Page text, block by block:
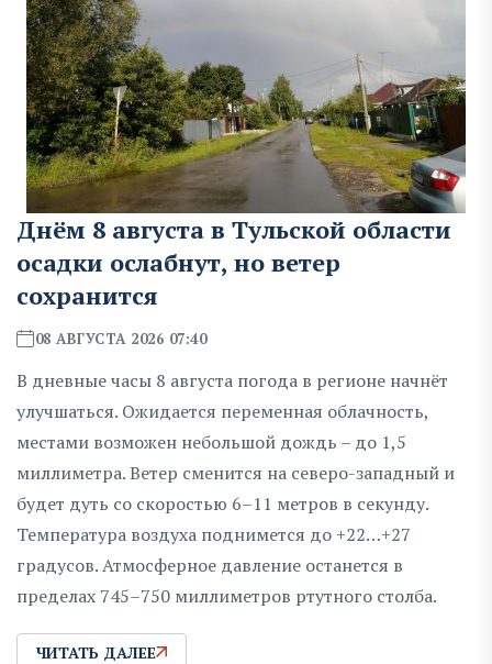
Днём 8 августа в Тульской области
осадки ослабнут, но ветер
сохранится
08 АВГУСТА 2026 07:40
В дневные часы 8 августа погода в регионе начнёт
улучшаться. Ожидается переменная облачность,
местами возможен небольшой дождь – до 1,5
миллиметра. Ветер сменится на северо-западный и
будет дуть со скоростью 6–11 метров в секунду.
Температура воздуха поднимется до +22…+27
градусов. Атмосферное давление останется в
пределах 745–750 миллиметров ртутного столба.
ЧИТАТЬ ДАЛЕЕ